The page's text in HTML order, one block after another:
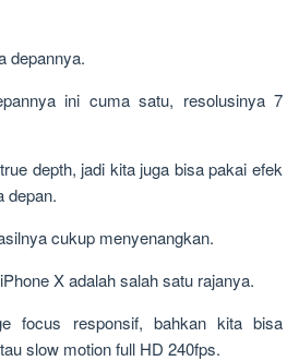
depannya.
ini cuma satu, resolusinya 7
depth, jadi kita juga bisa pakai efek
depan.
cukup menyenangkan.
X adalah salah satu rajanya.
focus responsif, bahkan kita bisa
slow motion full HD 240fps.